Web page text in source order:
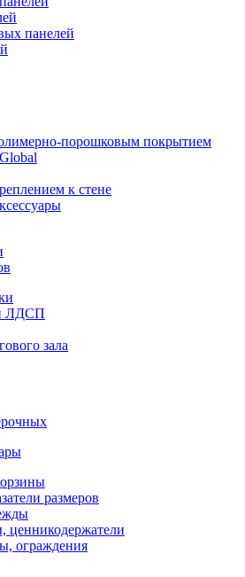
панелей
порошковым покрытием
к стене
ЛДСП
зала
размеров
ценникодержатели
ограждения